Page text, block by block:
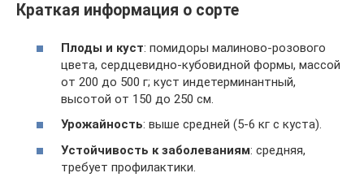
Краткая информация о сорте
Плоды и куст: помидоры малиново-розового
цвета, сердцевидно-кубовидной формы, массой
от 200 до 500 г; куст индетерминантный,
высотой от 150 до 250 см.
Урожайность: выше средней (5-6 кг с куста).
Устойчивость к заболеваниям: средняя,
требует профилактики.